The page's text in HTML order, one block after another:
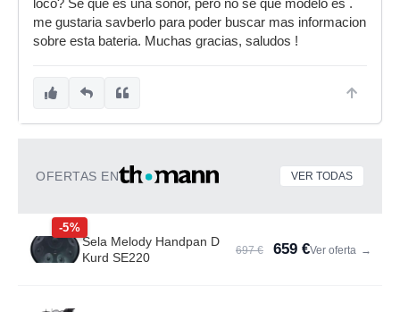
loco? Se que es una sonor, pero no se que modelo es .
me gustaria savberlo para poder buscar mas informacion
sobre esta bateria. Muchas gracias, saludos !
OFERTAS EN VER TODAS
-5%
Sela Melody Handpan D
Kurd SE220
697 € 659 €Ver oferta →